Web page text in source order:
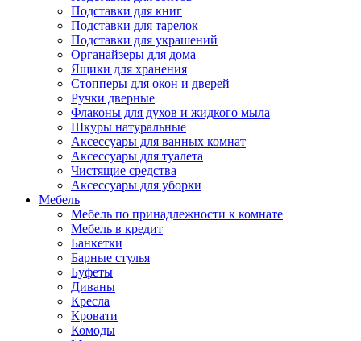
Подставки для книг
Подставки для тарелок
Подставки для украшений
Органайзеры для дома
Ящики для хранения
Стопперы для окон и дверей
Ручки дверные
Флаконы для духов и жидкого мыла
Шкуры натуральные
Аксессуары для ванных комнат
Аксессуары для туалета
Чистящие средства
Аксессуары для уборки
Мебель
Мебель по принадлежности к комнате
Мебель в кредит
Банкетки
Барные стулья
Буфеты
Диваны
Кресла
Кровати
Комоды